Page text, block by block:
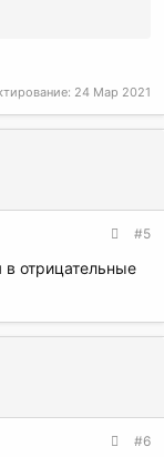
24 Мар 2021
#5
в отрицательные
#6